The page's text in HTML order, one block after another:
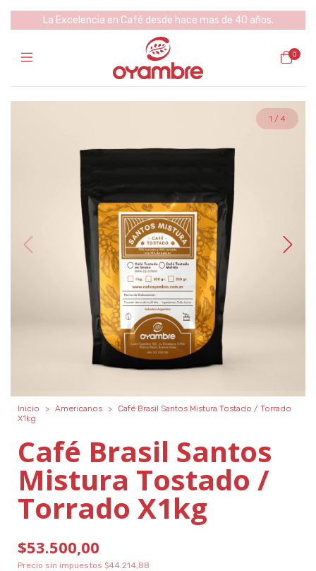
La Excelencia en Café desde hace mas de 40 años.
0
1 / 4
Inicio > Americanos >
Café Brasil Santos Mistura Tostado / Torrado
X1kg
Café Brasil Santos
Mistura Tostado /
Torrado X1kg
$53.500,00
Precio sin impuestos $44.214,88